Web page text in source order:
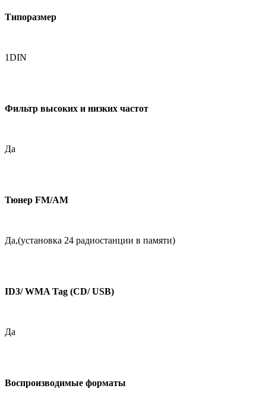
Типоразмер
1DIN
Фильтр высоких и низких частот
Да
Тюнер FM/AM
Да,(установка 24 радиостанции в памяти)
ID3/ WMA Tag (CD/ USB)
Да
Воспроизводимые форматы